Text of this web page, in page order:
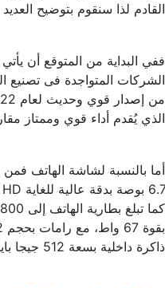
القادم لذا سنقوم بتوضيح
ففي البداية من المتوقع أن
الشركات المتواجدة فى تصنيع
من إصدار قوي وحديث لعام 2022 وهو
الذي يُقدم أداء قوي وممتاز
ذاكرة داخلية بسعة 512 جيجا بايت.